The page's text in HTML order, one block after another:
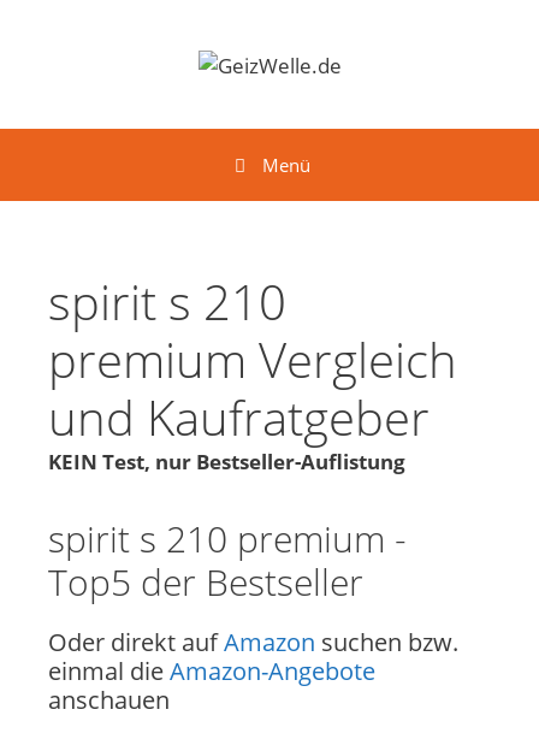
Menü
spirit s 210
premium Vergleich
und Kaufratgeber
KEIN Test, nur Bestseller-Auflistung
spirit s 210 premium -
Top5 der Bestseller
Oder direkt aufAmazon suchen bzw.
einmal dieAmazon-Angebote
anschauen